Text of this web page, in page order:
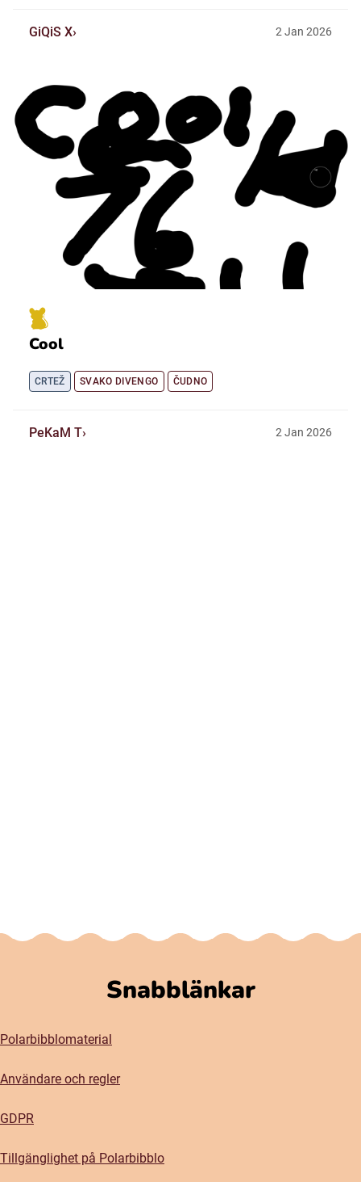
GiQiS X 2 Jan 2026
Cool
CRTEŽ SVAKO DIVENGO ČUDNO
PeKaM T 2Jan 2026
Snabblänkar
Polarbibblomaterial
Användare och regler
GDPR
Tillgänglighet på Polarbibblo